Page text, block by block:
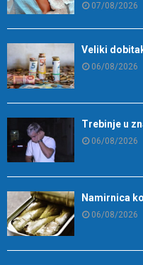
07/08/2026
Veliki
06/08/2026
Trebinje u
06/08/2026
Namirnica
06/08/2026